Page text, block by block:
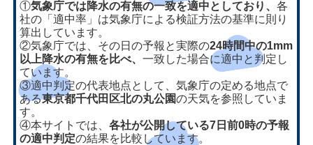
①気象庁では降水の有無の一致を適中としており、各
社の「適中率」は気象庁による検証方法の基準に則り
算出しています。
②気象庁では、その日の予報と実際の24時間中の1mm
以上降水の有無を比べ、一致した場合に適中と判定し
ています。
③適中判定の代表地点として、気象庁の定める地点で
ある東京都千代田区北の丸公園の天気を参照していま
す。
④本サイトでは、各社が公開している7日前0時の予報
の適中判定の結果を比較しています。